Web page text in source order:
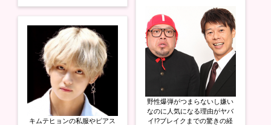
キムテヒョンの私服やピアス
野性爆弾がつまらないし嫌い
なのに人気になる理由がヤバ
イ!?ブレイクまでの驚きの経